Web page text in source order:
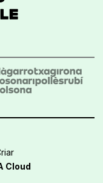
Cloud